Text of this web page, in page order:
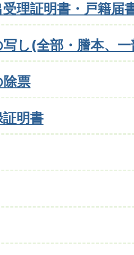
受理証明書・戸籍届
し(全部・謄本、
票
明書